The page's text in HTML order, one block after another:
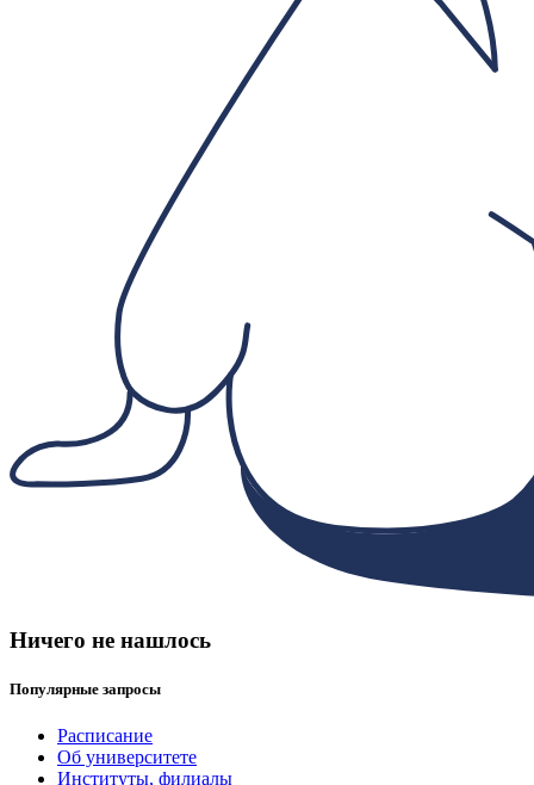
Ничего не нашлось
Популярные запросы
Расписание
Об университете
Институты, филиалы